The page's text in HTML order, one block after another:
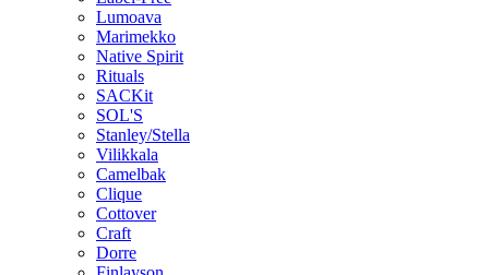
Lumoava
Marimekko
Native Spirit
Rituals
SACKit
SOL'S
Stanley/Stella
Vilikkala
Camelbak
Clique
Cottover
Craft
Dorre